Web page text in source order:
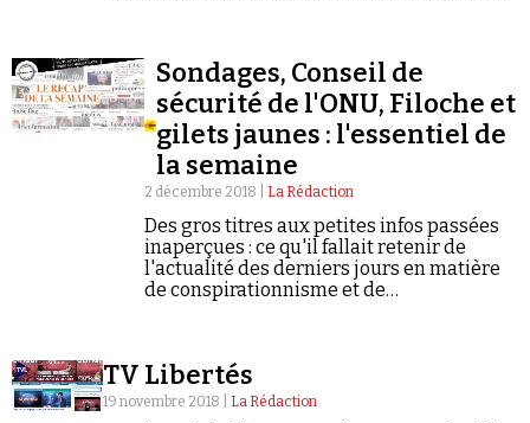
Sondages, Conseil de
sécurité de l'ONU, Filoche et
gilets jaunes : l'essentiel de
la semaine
2 décembre 2018 | La Rédaction
Des gros titres aux petites infos passées
inaperçues : ce qu'il fallait retenir de
l'actualité des derniers jours en matière
de conspirationnisme et de
TV Libertés
19 novembre 2018 | La Rédaction